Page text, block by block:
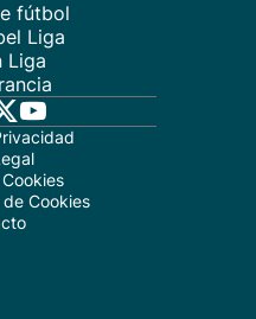
fútbol
Liga
Liga
Cookies